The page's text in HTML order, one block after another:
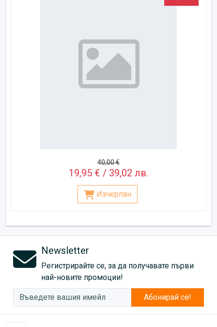
40,00 €
19,95 € / 39,02 лв.
Изчерпан
Newsletter
Регистрирайте се, за да получавате първи
най-новите промоции!
Абонирай се!